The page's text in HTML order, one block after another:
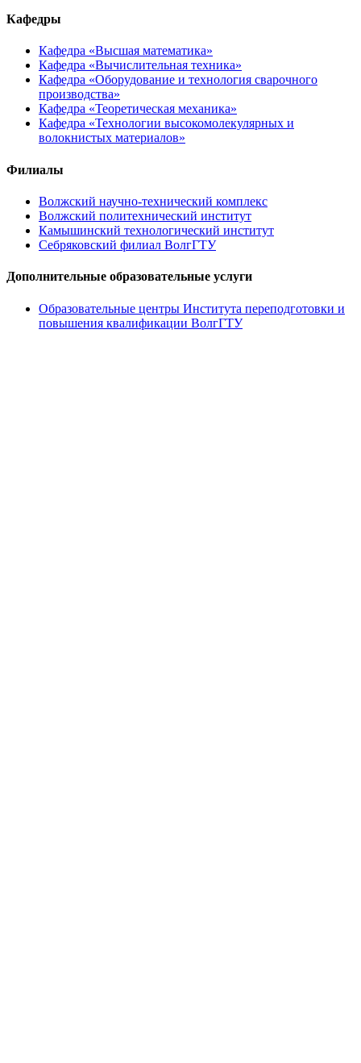
Кафедры
Кафедра «Высшая математика»
Кафедра «Вычислительная техника»
Кафедра «Оборудование и технология сварочного
производства»
Кафедра «Теоретическая механика»
Кафедра «Технологии высокомолекулярных и
волокнистых материалов»
Филиалы
Волжский научно-технический комплекс
Волжский политехнический институт
Камышинский технологический институт
Себряковский филиал ВолгГТУ
Дополнительные образовательные услуги
Образовательные центры Института переподготовки и
повышения квалификации ВолгГТУ